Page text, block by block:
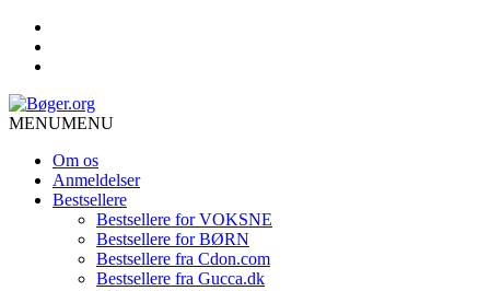
MENUMENU
Om os
Anmeldelser
Bestsellere
Bestsellere for VOKSNE
Bestsellere for BØRN
Bestsellere fra Cdon.com
Bestsellere fra Gucca.dk